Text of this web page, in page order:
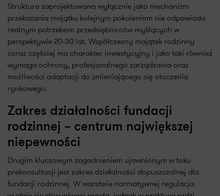
Struktura zaprojektowana wyłącznie jako mechanizm
przekazania majątku kolejnym pokoleniom nie odpowiada
realnym potrzebom przedsiębiorców myślących w
perspektywie 20-30 lat. Współczesny majątek rodzinny
coraz częściej ma charakter inwestycyjny i jako taki również
wymaga ochrony, profesjonalnego zarządzania oraz
możliwości adaptacji do zmieniającego się otoczenia
rynkowego.
Zakres działalności fundacji
rodzinnej – centrum największej
niepewności
Drugim kluczowym zagadnieniem ujawnionym w toku
prekonsultacji jest zakres działalności dopuszczalnej dla
fundacji rodzinnej. W warstwie normatywnej regulacja